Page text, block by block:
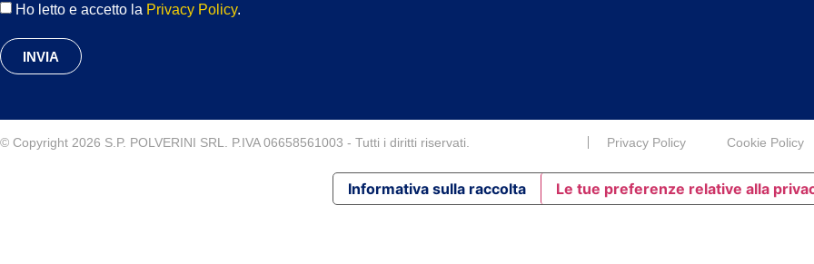
Ho letto e accetto la Privacy Policy.
INVIA
© Copyright 2026 S.P. POLVERINI SRL. P.IVA 06658561003 - Tutti i diritti riservati. Privacy Policy Cookie Policy
Informativa sulla raccolta Le tue preferenze relative alla